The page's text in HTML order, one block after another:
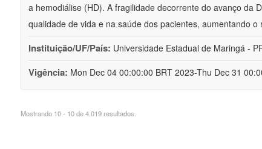
a hemodiálise (HD). A fragilidade decorrente do avanço da
qualidade de vida e na saúde dos pacientes, aumentando o
Instituição/UF/País: Universidade Estadual de Maringá -
Vigência: Mon Dec 04 00:00:00 BRT 2023-Thu Dec 31
Mostrando 10 - 10 de 4.019 resultados.